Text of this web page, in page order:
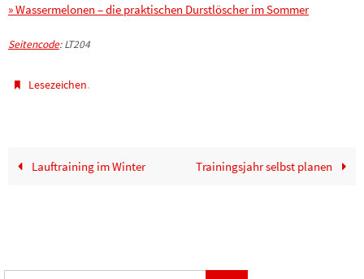
» Wassermelonen – die praktischen Durstlöscher im Sommer
Seitencode: LT204
Lesezeichen.
Lauftraining im Winter Trainingsjahr selbst planen